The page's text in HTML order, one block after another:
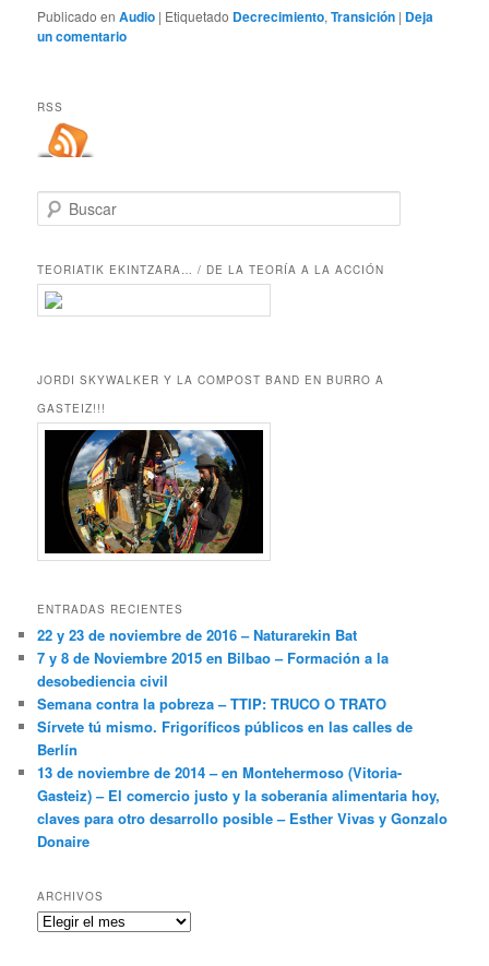
Publicado en Audio | Etiquetado Decrecimiento,Transición | Deja
un comentario
RSS
u
c
a
TEORIATIK EKINTZARA… / DE LA TEORÍA A LA ACCIÓN
JORDI SKYWALKER Y LA COMPOST BAND EN BURRO A
GASTEIZ!!!
ENTRADAS RECIENTES
22 y 23 de noviembre de 2016 – Naturarekin Bat
7 y 8 de Noviembre 2015 en Bilbao – Formación a la
desobediencia civil
Semana contra la pobreza – TTIP: TRUCO O TRATO
Sírvete tú mismo. Frigoríficos públicos en las calles de
Berlín
13 de noviembre de 2014 – en Montehermoso (Vitoria-
Gasteiz) – El comercio justo y la soberanía alimentaria hoy,
claves para otro desarrollo posible – Esther Vivas y Gonzalo
Donaire
ARCHIVOS
Archivos